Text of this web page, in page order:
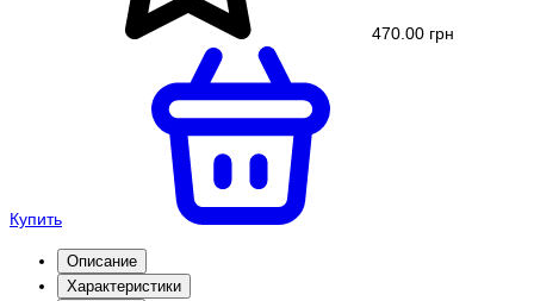
470.00 грн
Купить
Описание
Характеристики